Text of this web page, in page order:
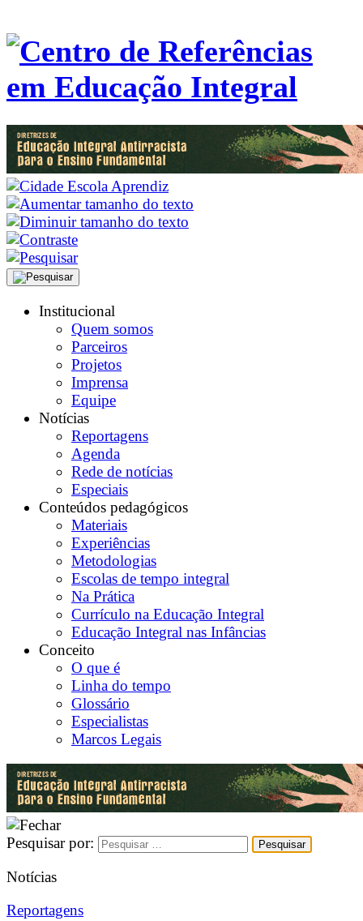
Institucional
Quem somos
Parceiros
Projetos
Imprensa
Equipe
Notícias
Reportagens
Agenda
Rede de notícias
Especiais
Conteúdos pedagógicos
Materiais
Experiências
Metodologias
Escolas de tempo integral
Na Prática
Currículo na Educação Integral
Educação Integral nas Infâncias
Conceito
O que é
Linha do tempo
Glossário
Especialistas
Marcos Legais
Pesquisar por:
Notícias
Reportagens